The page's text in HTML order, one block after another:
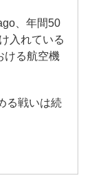
、年間50
入れている
ける航空機
る戦いは続